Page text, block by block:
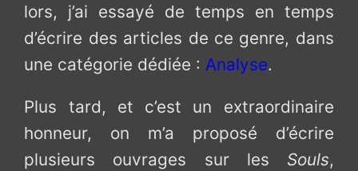
lors, j’ai essayé de temps en temps
d’écrire des articles de ce genre, dans
une catégorie dédiée : Analyse.
Plus tard, et c’est un extraordinaire
honneur, on m’a proposé d’écrire
plusieurs ouvrages sur les Souls,